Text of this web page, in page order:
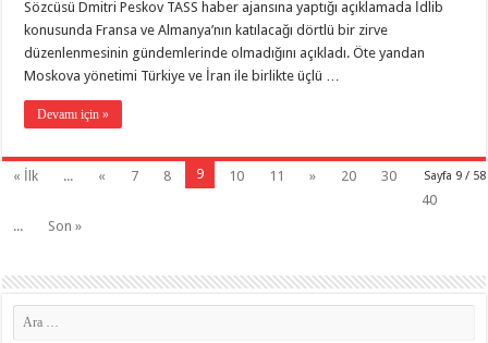
Sözcüsü Dmitri Peskov TASS haber ajansına yaptığı açıklamada İdlib
konusunda Fransa ve Almanya’nın katılacağı dörtlü bir zirve
düzenlenmesinin gündemlerinde olmadığını açıkladı. Öte yandan
Moskova yönetimi Türkiye ve İran ile birlikte üçlü …
Devamı için »
Sayfa 9 / 58
« İlk ... « 7 8 9 10 11 » 20
30
40
...
Son »